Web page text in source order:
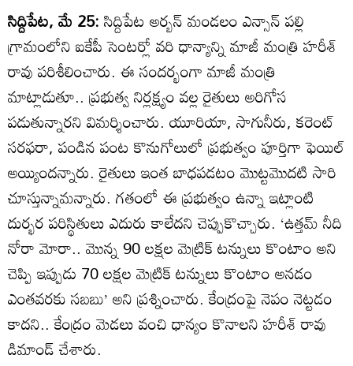
సిద్దిపేట, మే 25:సిద్దిపేట అర్బన్ మండలం ఎన్సాన్ పల్లి
గ్రామంలోని ఐకేపీ సెంటర్లో వరి ధాన్యాన్ని మాజీ మంత్రి హరీశ్
రావు పరిశీలించారు. ఈ సందర్భంగా మాజీ మంత్రి
మాట్లాడుతూ.. ప్రభుత్వ నిర్లక్ష్యం వల్ల రైతులు అరిగోస
పడుతున్నారని విమర్శించారు. యూరియా, సాగునీరు, కరెంట్
సరఫరా, పండిన పంట కొనుగోలులో ప్రభుత్వం పూర్తిగా ఫెయిల్
అయ్యిందన్నారు. రైతులు ఇంత బాధపడటం మొట్టమొదటి సారి
చూస్తున్నామన్నారు. గతంలో ఈ ప్రభుత్వం ఉన్నా ఇట్లాంటి
దుర్భర పరిస్థితులు ఎదురు కాలేదని చెప్పుకొచ్చారు. ‘ఉత్తమ్ నీది
నోరా మోరా.. మొన్న 90 లక్షల మెట్రిక్ టన్నులు కొంటాం అని
చెప్పి ఇప్పుడు 70 లక్షల మెట్రిక్ టన్నులు కొంటాం అనడం
ఎంతవరకు సబబు’ అని ప్రశ్నించారు. కేంద్రంపై నెపం నెట్టడం
కాదని.. కేంద్రం మెడలు వంచి ధాన్యం కొనాలని హరీశ్ రావు
డిమాండ్ చేశారు.